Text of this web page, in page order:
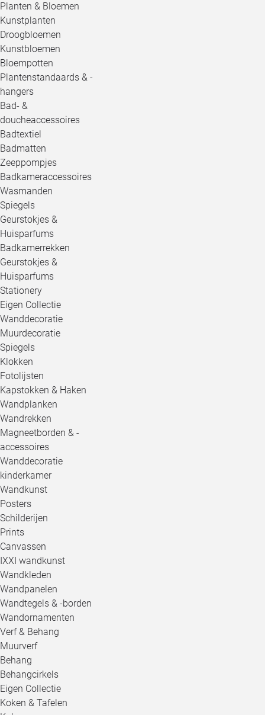
Planten & Bloemen
Kunstplanten
Droogbloemen
Kunstbloemen
Bloempotten
Plantenstandaards & -
hangers
Bad- &
doucheaccessoires
Badtextiel
Badmatten
Zeeppompjes
Badkameraccessoires
Wasmanden
Spiegels
Geurstokjes &
Huisparfums
Badkamerrekken
Geurstokjes &
Huisparfums
Stationery
Eigen Collectie
Wanddecoratie
Muurdecoratie
Spiegels
Klokken
Fotolijsten
Kapstokken & Haken
Wandplanken
Wandrekken
Magneetborden & -
accessoires
Wanddecoratie
kinderkamer
Wandkunst
Posters
Schilderijen
Prints
Canvassen
IXXI wandkunst
Wandkleden
Wandpanelen
Wandtegels & -borden
Wandornamenten
Verf & Behang
Muurverf
Behang
Behangcirkels
Eigen Collectie
Koken & Tafelen